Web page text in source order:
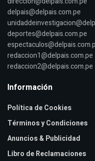
delpais@delpais.com.pe
deportes@delpais.com.pe
redaccion1@delpais.com.pe
redaccion2@delpais.com.pe
Información
Política de Cookies
Términos y Condiciones
Anuncios & Publicidad
Libro de Reclamaciones